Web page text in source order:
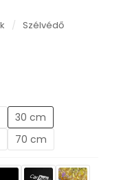
/ Szélvédő
30 cm
70 cm